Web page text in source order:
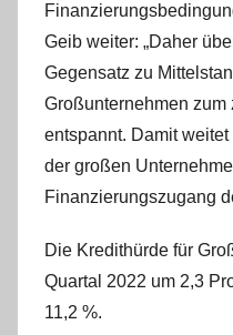
Geib weiter: „Daher
Gegensatz zu
Großunternehmen
entspannt. Damit
der großen
Finanzierungszugang
Die Kredithürde für
Quartal 2022 um 2,3
11,2 %.